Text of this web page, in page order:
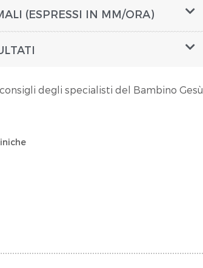
(ESPRESSI IN MM/ORA)
degli specialisti del Bambino Gesù.